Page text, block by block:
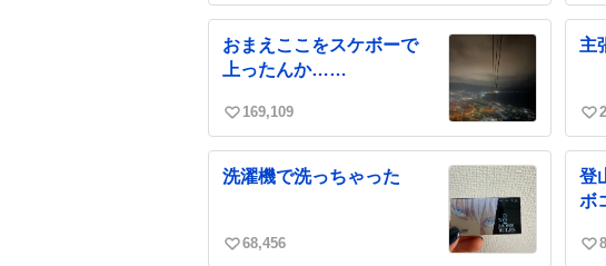
数
ね
数
おまえここをスケボーで
上ったんか……
い
ね
数
169,109
主
い
ね
数
洗濯機で洗っちゃった
い
68,456
登
ボ
い